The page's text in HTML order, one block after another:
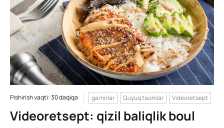
Pishirish vaqti: 30 daqiqa garnirlar Quyuq taomlar Videoretsept
Videoretsept: qizil baliqlik boul